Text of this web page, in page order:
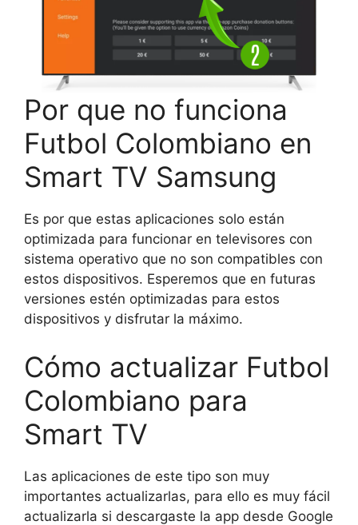
Por que no funciona
Futbol Colombiano en
Smart TV Samsung
Es por que estas aplicaciones solo están
optimizada para funcionar en televisores con
sistema operativo que no son compatibles con
estos dispositivos. Esperemos que en futuras
versiones estén optimizadas para estos
dispositivos y disfrutar la máximo.
Cómo actualizar Futbol
Colombiano para
Smart TV
Las aplicaciones de este tipo son muy
importantes actualizarlas, para ello es muy fácil
actualizarla si descargaste la app desde Google